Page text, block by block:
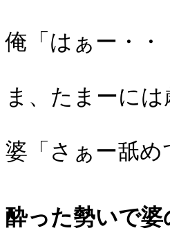
俺「はぁー・
ま、たまーに
婆「さぁー舐
酔った勢いで